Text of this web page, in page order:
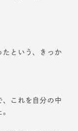
たという、きっか
、これを自分の中